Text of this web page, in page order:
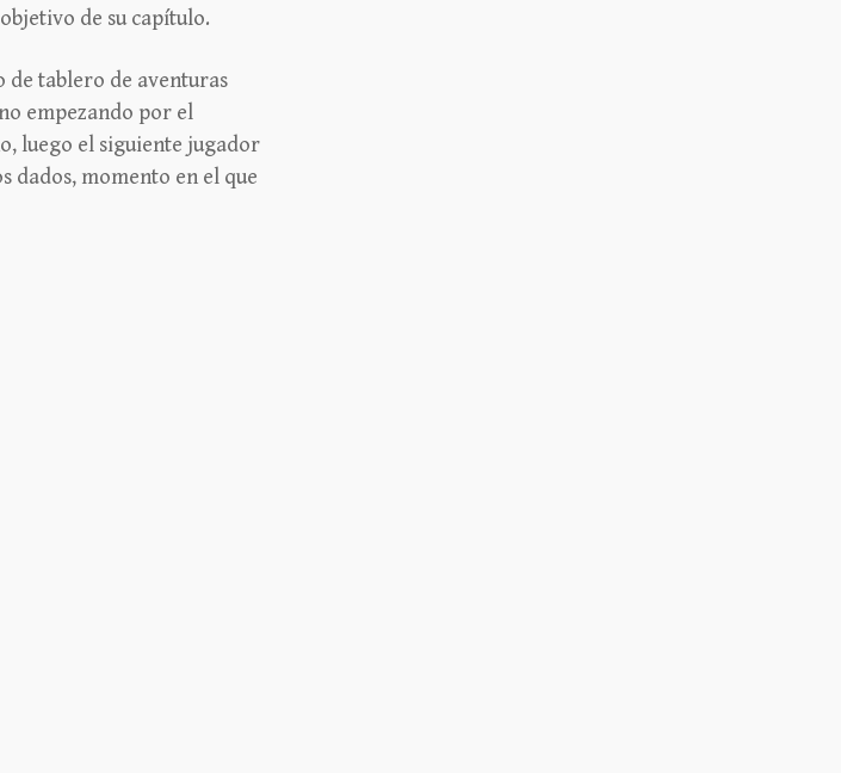
de su capítulo.
de tablero de aventuras
empezando por el
luego el siguiente jugador
dados, momento en el que